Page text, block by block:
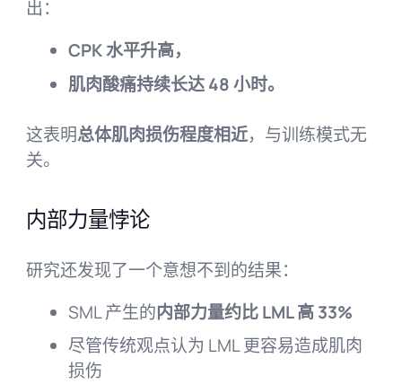
出：
CPK 水平升高，
肌肉酸痛持续长达 48 小时。
这表明总体肌肉损伤程度相近，与训练模式无
关。
内部力量悖论
研究还发现了一个意想不到的结果：
SML 产生的内部力量约比 LML 高 33%
尽管传统观点认为 LML 更容易造成肌肉
损伤